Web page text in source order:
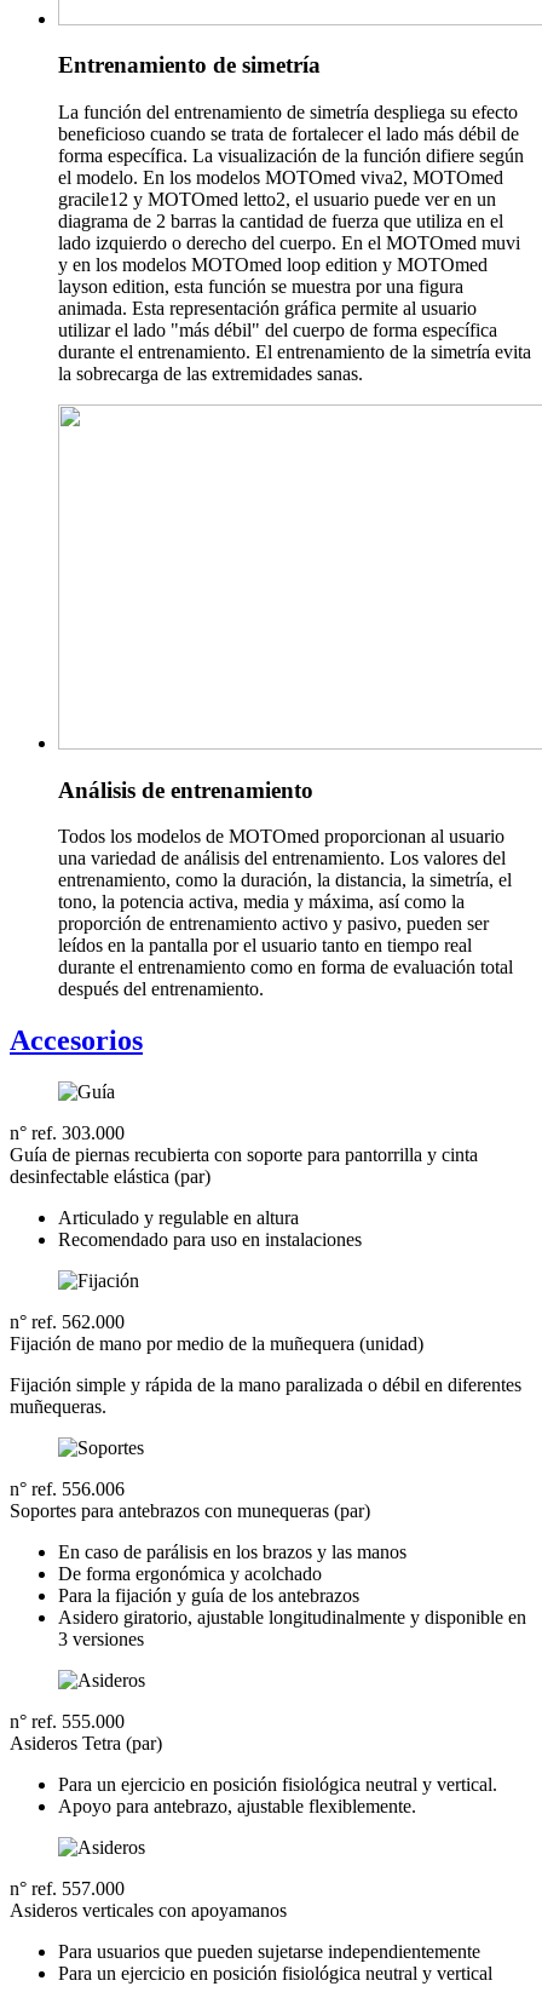
Entrenamiento de simetría
La función del entrenamiento de simetría despliega su efecto
beneficioso cuando se trata de fortalecer el lado más débil de
forma específica. La visualización de la función difiere según
el modelo. En los modelos MOTOmed viva2, MOTOmed
gracile12 y MOTOmed letto2, el usuario puede ver en un
diagrama de 2 barras la cantidad de fuerza que utiliza en el
lado izquierdo o derecho del cuerpo. En el MOTOmed muvi
y en los modelos MOTOmed loop edition y MOTOmed
layson edition, esta función se muestra por una figura
animada. Esta representación gráfica permite al usuario
utilizar el lado "más débil" del cuerpo de forma específica
durante el entrenamiento. El entrenamiento de la simetría evita
la sobrecarga de las extremidades sanas.
Análisis de entrenamiento
Todos los modelos de MOTOmed proporcionan al usuario
una variedad de análisis del entrenamiento. Los valores del
entrenamiento, como la duración, la distancia, la simetría, el
tono, la potencia activa, media y máxima, así como la
proporción de entrenamiento activo y pasivo, pueden ser
leídos en la pantalla por el usuario tanto en tiempo real
durante el entrenamiento como en forma de evaluación total
después del entrenamiento.
Accesorios
n° ref. 303.000
Guía de piernas recubierta con soporte para pantorrilla y cinta
desinfectable elástica (par)
Articulado y regulable en altura
Recomendado para uso en instalaciones
n° ref. 562.000
Fijación de mano por medio de la muñequera (unidad)
Fijación simple y rápida de la mano paralizada o débil en diferentes
muñequeras.
n° ref. 556.006
Soportes para antebrazos con munequeras (par)
En caso de parálisis en los brazos y las manos
De forma ergonómica y acolchado
Para la fijación y guía de los antebrazos
Asidero giratorio, ajustable longitudinalmente y disponible en
3 versiones
n° ref. 555.000
Asideros Tetra (par)
Para un ejercicio en posición fisiológica neutral y vertical.
Apoyo para antebrazo, ajustable flexiblemente.
n° ref. 557.000
Asideros verticales con apoyamanos
Para usuarios que pueden sujetarse independientemente
Para un ejercicio en posición fisiológica neutral y vertical